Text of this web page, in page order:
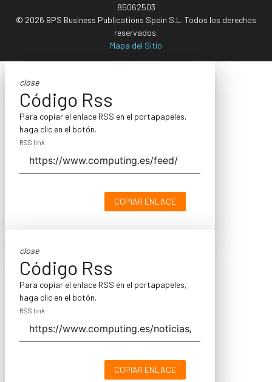
85062503
© 2026 BPS Business Publications Spain S.L. Todos los derechos
reservados.
Mapa del Sitio
close
Código Rss
Para copiar el enlace RSS en el portapapeles,
haga clic en el botón.
RSS link
COPIAR ENLACE
close
Código Rss
Para copiar el enlace RSS en el portapapeles,
haga clic en el botón.
RSS link
COPIAR ENLACE